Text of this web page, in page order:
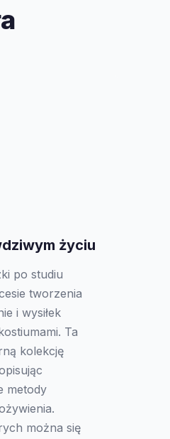
życiu
po studiu
tworzenia
i wysiłek
Ta
kolekcję
metody
można się